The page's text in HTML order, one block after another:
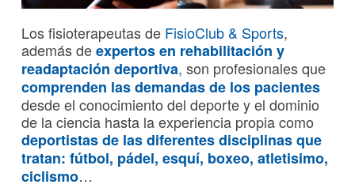
Los fisioterapeutas de FisioClub & Sports,
además deexpertos en rehabilitación y
readaptación deportiva, son profesionales que
comprenden las demandas de los pacientes
desde el conocimiento del deporte y el dominio
de la ciencia hasta la experiencia propia como
deportistas de las diferentes disciplinas que
tratan: fútbol, pádel, esquí, boxeo, atletisimo,
ciclismo…